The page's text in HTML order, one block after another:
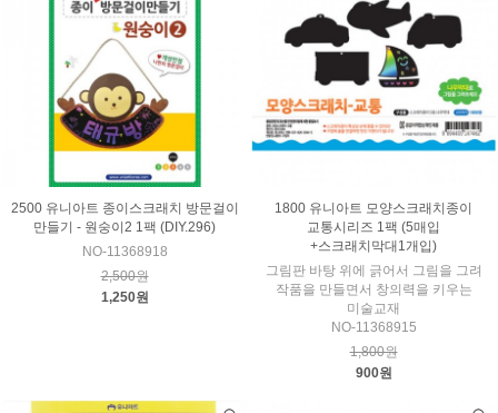
2500 유니아트 종이스크래치 방문걸이
만들기 - 원숭이2 1팩 (DIY.296)
NO-11368918
2,500원
1,250원
1800 유니아트 모양스크래치종이
교통시리즈 1팩 (5매입
+스크래치막대1개입)
그림판 바탕 위에 긁어서 그림을 그려
작품을 만들면서 창의력을 키우는
미술교재
NO-11368915
1,800원
900원